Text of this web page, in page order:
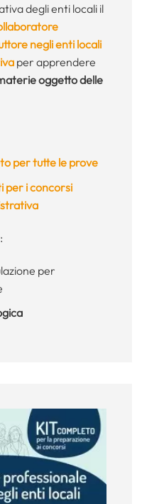
degli enti locali il
negli enti locali
per apprendere
oggetto delle
per tutte le prove
per i concorsi
per